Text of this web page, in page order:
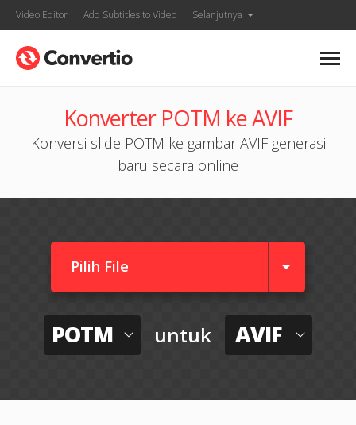
Video Editor Add Subtitles to Video Selanjutnya
Konverter POTM ke AVIF
Konversi slide POTM ke gambar AVIF generasi
baru secara online
Pilih File
POTM untuk AVIF